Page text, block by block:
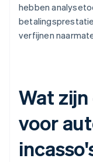
hebben
verfijnen
Wat
voor